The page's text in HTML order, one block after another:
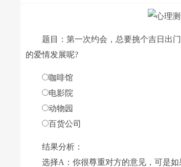
题目：第一次约会，总要挑个吉日出门
的爱情发展呢?
咖啡馆
电影院
动物园
百货公司
结果分析：
选择A：你很尊重对方的意见，可是如